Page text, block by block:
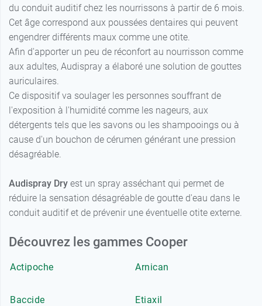
du conduit auditif chez les nourrissons à partir de 6 mois.
Cet âge correspond aux poussées dentaires qui peuvent
engendrer différents maux comme une otite.
Afin d'apporter un peu de réconfort au nourrisson comme
aux adultes, Audispray a élaboré une solution de gouttes
auriculaires.
Ce dispositif va soulager les personnes souffrant de
l'exposition à l'humidité comme les nageurs, aux
détergents tels que les savons ou les shampooings ou à
cause d'un bouchon de cérumen générant une pression
désagréable.
Audispray Dry est un spray asséchant qui permet de
réduire la sensation désagréable de goutte d'eau dans le
conduit auditif et de prévenir une éventuelle otite externe.
Découvrez les gammes Cooper
Actipoche Arnican
Baccide Etiaxil